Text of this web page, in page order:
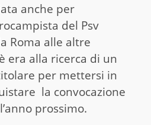
anche per
del Psv
Roma alle altre
era alla ricerca di un
per mettersi in
la convocazione
prossimo.